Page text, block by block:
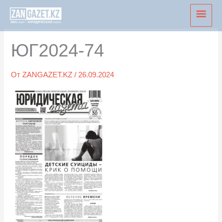
Перейти
содержимому
ЮГ2024-74
ОтZANGAZET.KZ/26.09.2024